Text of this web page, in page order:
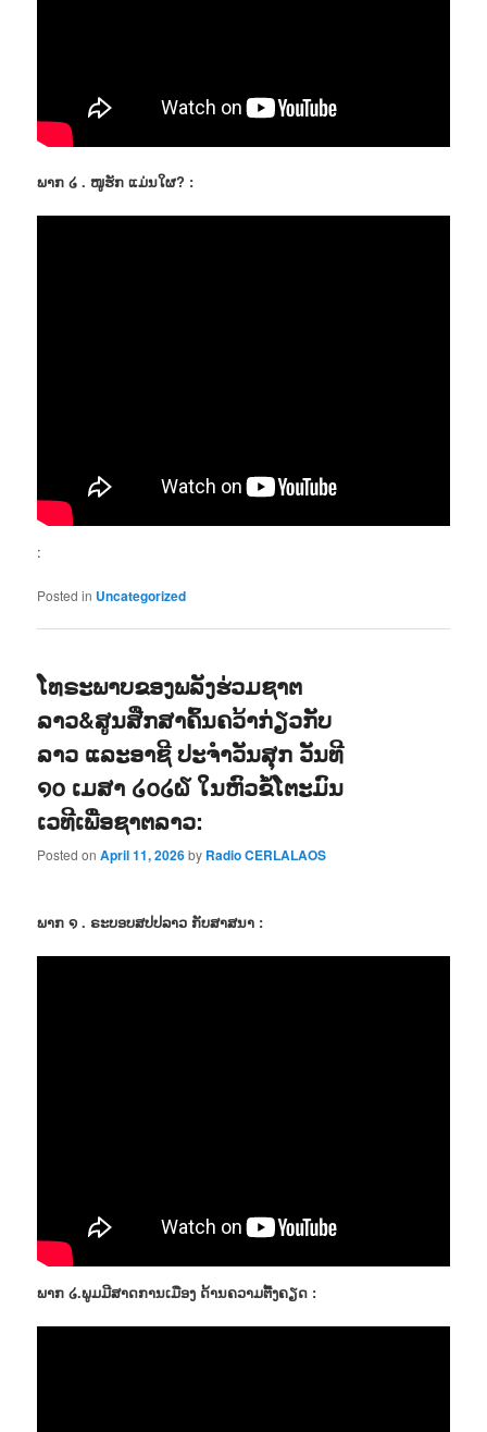
ພາກ ໒ . ໜູຮັກ ແມ່ນໃຜ? :
:
Posted in Uncategorized
ໂທຣະພາບຂອງພລັງຮ່ວມຊາຕ
ລາວ&ສູນສືກສາຄົ້ນຄວ້າກ່ຽວກັບ
ລາວ ແລະອາຊີ ປະຈຳວັນສຸກ ວັນທີ
໑໐ ເມສາ ໒໐໒໖ ໃນຫົວຂໍ້ໂຕະມົນ
ເວທີເພື່ອຊາຕລາວ:
Posted onApril 11, 2026by Radio CERLALAOS
ພາກ ໑ . ຣະບອບສປປລາວ ກັບສາສນາ :
ພາກ ໒.ພູມມີສາດການເມືອງ ດ້ານຄວາມຕື້ງຄຽດ :